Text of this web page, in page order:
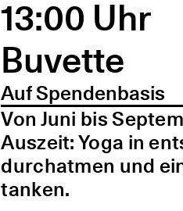
13:00 Uhr
Buvette
Auf Spendenbasis
Von Juni bis
Auszeit: Yoga in
durchatmen und
tanken.